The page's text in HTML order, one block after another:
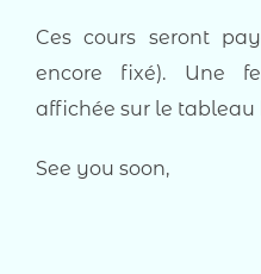
Ces cours seront
encore fixé). Une
affichée sur le tableau
See you soon,